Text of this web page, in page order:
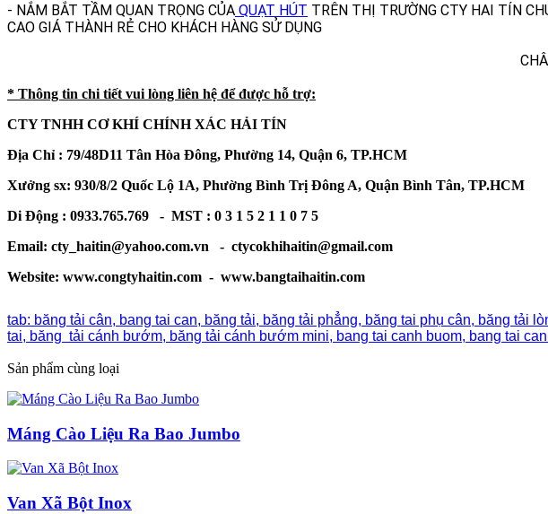
- NẮM BẮT TẦM QUAN TRỌNG CỦA QUẠT HÚT TRÊN THỊ TRƯỜNG CTY HAI TÍN
CAO GIÁ THÀNH RẺ CHO KHÁCH HÀNG SỬ DỤNG
CHÂN THÀNH
* Thông tin chi tiết vui lòng liên hệ để được hỗ trợ:
CTY TNHH CƠ KHÍ CHÍNH XÁC HẢI TÍN
Địa Chỉ : 79/48D11 Tân Hòa Đông, Phường 14, Quận 6, TP.HCM
Xưởng sx: 930/8/2 Quốc Lộ 1A, Phường Bình Trị Đông A, Quận Bình Tân, TP.HCM
Di Động : 0933.765.769 - MST : 0 3 1 5 2 1 1 0 7 5
Email: cty_haitin@yahoo.com.vn - ctycokhihaitin@gmail.com
Website: www.congtyhaitin.com - www.bangtaihaitin.com
tab: băng tải cân, bang tai can, băng tải, băng tải phẳng, băng tai phụ cân, băng tải
tai, băng tải cánh bướm, băng tải cánh bướm mini, bang tai canh buom, bang tai
Sản phẩm cùng loại
Máng Cào Liệu Ra Bao Jumbo
Van Xã Bột Inox